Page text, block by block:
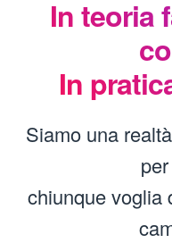
In teoria
In
Siamo una
chiunque voglia